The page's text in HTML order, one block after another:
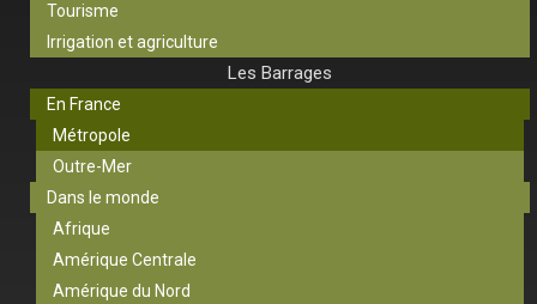
Tourisme
Irrigation et agriculture
Les Barrages
En France
Métropole
Outre-Mer
Dans le monde
Afrique
Amérique Centrale
Amérique du Nord